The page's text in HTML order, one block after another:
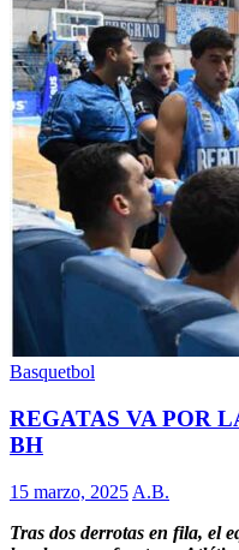
Basquetbol
REGATAS VA POR
BH
15 marzo, 2025 A.B.
Tras dos derrotas en fila, el